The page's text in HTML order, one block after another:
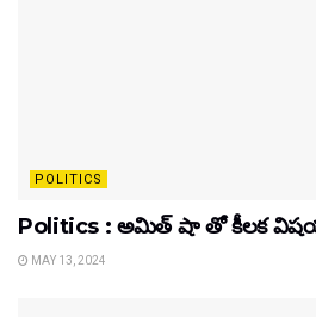
POLITICS
Politics : అమిత్ షా తో కీలక
MAY 13, 2024